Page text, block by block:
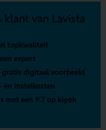
van Lavista
topkwaliteit
expert
gratis digitaal voorbeeld
en instelkosten
met een 9.7 op kiyoh